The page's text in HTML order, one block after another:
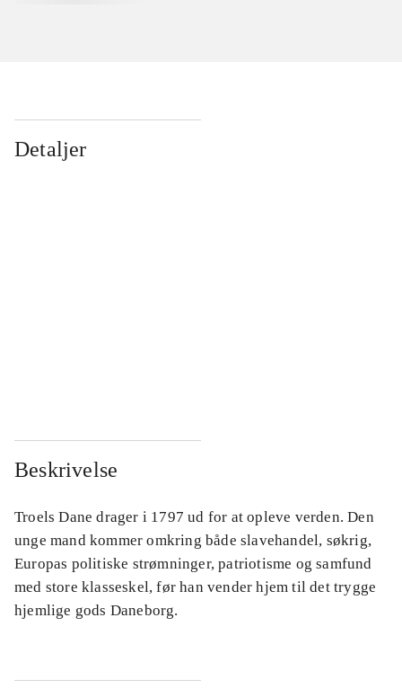
Detaljer
Beskrivelse
Troels Dane drager i 1797 ud for at opleve verden. Den
unge mand kommer omkring både slavehandel, søkrig,
Europas politiske strømninger, patriotisme og samfund
med store klasseskel, før han vender hjem til det trygge
hjemlige gods Daneborg.